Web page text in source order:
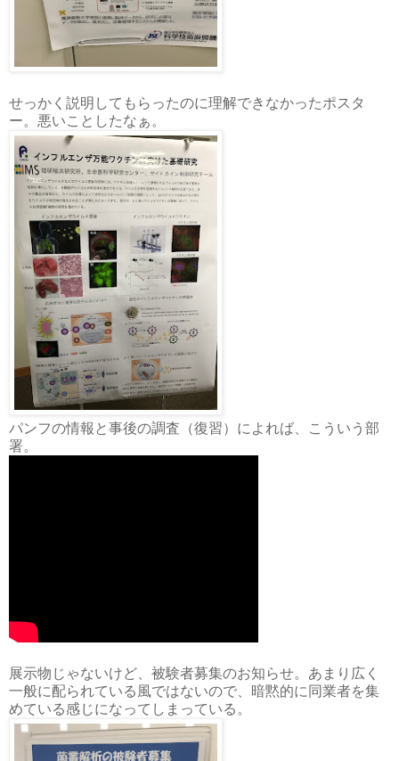
せっかく説明してもらったのに理解できなかったポスタ
ー。悪いことしたなぁ。
パンフの情報と事後の調査（復習）によれば、こういう部
署。
展示物じゃないけど、被験者募集のお知らせ。あまり広く
一般に配られている風ではないので、暗黙的に同業者を集
めている感じになってしまっている。